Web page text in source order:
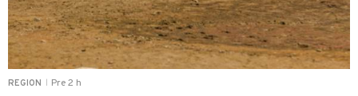
REGION Pre 2 h